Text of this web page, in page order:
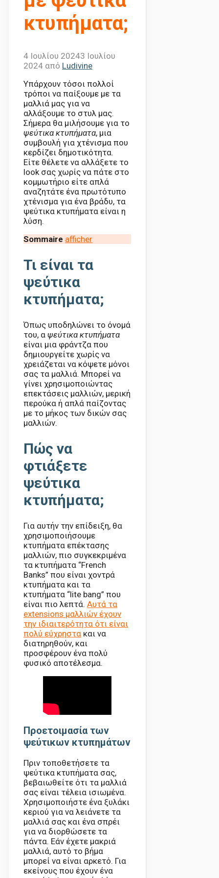
κτυπήματα;
4 Ιουλίου 20243 Ιουλίου
2024 από Ludivine
Υπάρχουν τόσοι πολλοί
τρόποι να παίξουμε με τα
μαλλιά μας για να
αλλάξουμε το στυλ μας.
Σήμερα θα μιλήσουμε για το
ψεύτικα κτυπήματα, μια
συμβουλή για χτένισμα που
κερδίζει δημοτικότητα.
Είτε θέλετε να αλλάξετε το
look σας χωρίς να πάτε στο
κομμωτήριο είτε απλά
αναζητάτε ένα πρωτότυπο
χτένισμα για ένα βράδυ, τα
ψεύτικα κτυπήματα είναι η
λύση.
Sommaire afficher
Τι είναι τα
ψεύτικα
κτυπήματα;
Όπως υποδηλώνει το όνομά
του, α ψεύτικα κτυπήματα
είναι μια φράντζα που
δημιουργείτε χωρίς να
χρειάζεται να κόψετε μόνοι
σας τα μαλλιά. Μπορεί να
γίνει χρησιμοποιώντας
επεκτάσεις μαλλιών, μερική
περούκα ή απλά παίζοντας
με το μήκος των δικών σας
μαλλιών.
Πώς να
φτιάξετε
ψεύτικα
κτυπήματα;
Για αυτήν την επίδειξη, θα
χρησιμοποιήσουμε
κτυπήματα επέκτασης
μαλλιών, πιο συγκεκριμένα
τα κτυπήματα “French
Banks” που είναι χοντρά
κτυπήματα και τα
κτυπήματα “lite bang” που
είναι πιο λεπτά. Αυτά τα
extensions μαλλιών έχουν
την ιδιαιτερότητα ότι είναι
πολύ εύχρηστα και να
διατηρηθούν, και
προσφέρουν ένα πολύ
φυσικό αποτέλεσμα.
Προετοιμασία των
ψεύτικων κτυπημάτων
Πριν τοποθετήσετε τα
ψεύτικα κτυπήματα σας,
βεβαιωθείτε ότι τα μαλλιά
σας είναι τέλεια ισιωμένα.
Χρησιμοποιήστε ένα ξυλάκι
κεριού για να λειάνετε τα
μαλλιά σας και ένα σπρέι
για να διορθώσετε τα
πάντα. Εάν έχετε μακριά
μαλλιά, αυτό το βήμα
μπορεί να είναι αρκετό. Για
εκείνους που έχουν ένα